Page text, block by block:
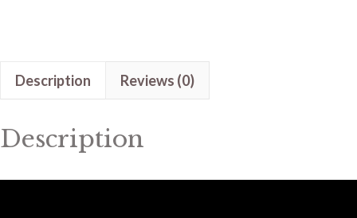
Description Reviews (0)
Description